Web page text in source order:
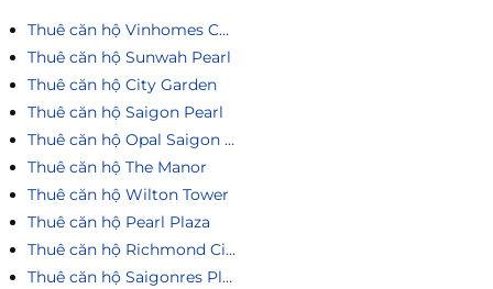
Thuê căn hộ Vinhomes Central Park
Thuê căn hộ Sunwah Pearl
Thuê căn hộ City Garden
Thuê căn hộ Saigon Pearl
Thuê căn hộ Opal Saigon Pearl
Thuê căn hộ The Manor
Thuê căn hộ Wilton Tower
Thuê căn hộ Pearl Plaza
Thuê căn hộ Richmond City
Thuê căn hộ Saigonres Plaza